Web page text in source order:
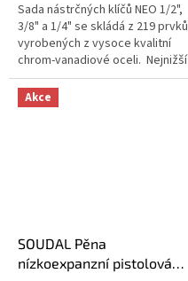
Sada nástrčných klíčů NEO 1/2",
3/8" a 1/4" se skládá z 219 prvků
vyrobených z vysoce kvalitní
chrom-vanadiové oceli. Nejnižší
cena za posledních 30dní:
4.675,- Kč
Akce
SOUDAL Pěna
nízkoexpanzní pistolová